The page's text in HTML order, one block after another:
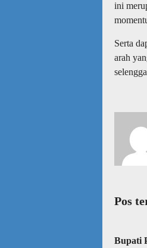
ini
Serta
arah
Pos
Bupati